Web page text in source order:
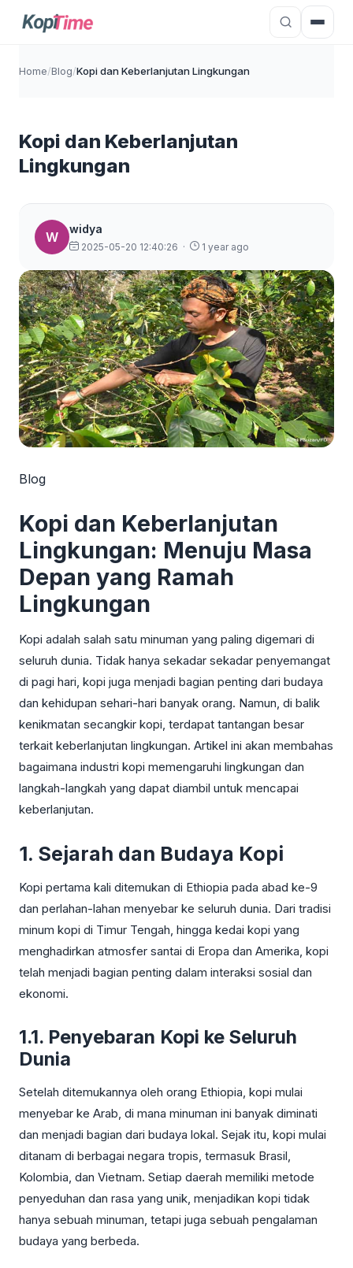
Home/Blog/Kopi dan Keberlanjutan Lingkungan
Kopi dan Keberlanjutan
Lingkungan
W
widya
2025-05-20 12:40:26 · 1 year ago
Blog
Kopi dan Keberlanjutan
Lingkungan: Menuju Masa
Depan yang Ramah
Lingkungan
Kopi adalah salah satu minuman yang paling digemari di
seluruh dunia. Tidak hanya sekadar sekadar penyemangat
di pagi hari, kopi juga menjadi bagian penting dari budaya
dan kehidupan sehari-hari banyak orang. Namun, di balik
kenikmatan secangkir kopi, terdapat tantangan besar
terkait keberlanjutan lingkungan. Artikel ini akan membahas
bagaimana industri kopi memengaruhi lingkungan dan
langkah-langkah yang dapat diambil untuk mencapai
keberlanjutan.
1. Sejarah dan Budaya Kopi
Kopi pertama kali ditemukan di Ethiopia pada abad ke-9
dan perlahan-lahan menyebar ke seluruh dunia. Dari tradisi
minum kopi di Timur Tengah, hingga kedai kopi yang
menghadirkan atmosfer santai di Eropa dan Amerika, kopi
telah menjadi bagian penting dalam interaksi sosial dan
ekonomi.
1.1. Penyebaran Kopi ke Seluruh
Dunia
Setelah ditemukannya oleh orang Ethiopia, kopi mulai
menyebar ke Arab, di mana minuman ini banyak diminati
dan menjadi bagian dari budaya lokal. Sejak itu, kopi mulai
ditanam di berbagai negara tropis, termasuk Brasil,
Kolombia, dan Vietnam. Setiap daerah memiliki metode
penyeduhan dan rasa yang unik, menjadikan kopi tidak
hanya sebuah minuman, tetapi juga sebuah pengalaman
budaya yang berbeda.